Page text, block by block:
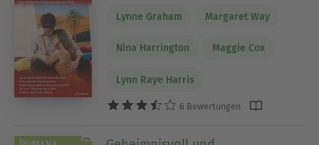
Lynne Graham Margaret Way
Nina Harrington Maggie Cox
Lynn Raye Harris
6 Bewertungen